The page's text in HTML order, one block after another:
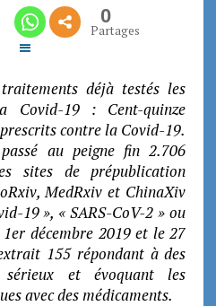
0
Partages
déjà testés les
Covid-19 : Cent-quinze
contre la Covid-19.
au peigne fin 2.706
sites de prépublication
MedRxiv et ChinaXiv
19 », « SARS-CoV-2 » ou
décembre 2019 et le 27
155 répondant à des
et évoquant les
avec des médicaments.